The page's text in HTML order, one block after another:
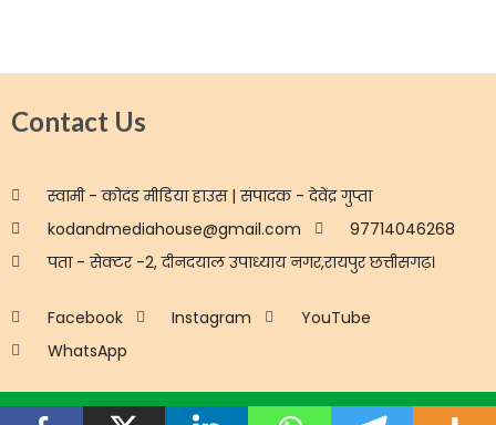
Contact Us
स्वामी - कोदंड मीडिया हाउस | संपादक - देवेंद्र गुप्ता
kodandmediahouse@gmail.com
97714046268
पता - सेक्टर -2, दीनदयाल उपाध्याय नगर,रायपुर छत्तीसगढ़।
Facebook Instagram
YouTube
WhatsApp
Disclaimer Privacy Advertisement